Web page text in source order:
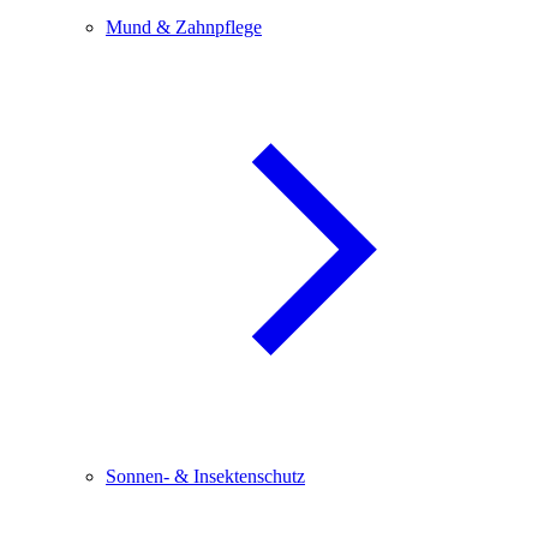
Mund & Zahnpflege
Sonnen- & Insektenschutz